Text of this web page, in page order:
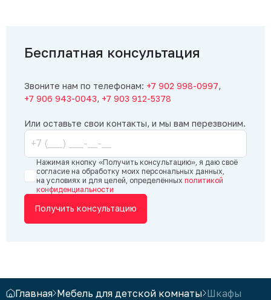
от глупых выщей которые
ему!Через день прислал чертеж
на почту и сумму-в итоге вышло
тысяч на 5-на эту сумму нас еше
и стол обеденный сделали.Кухню
изготовили на неделю раньше срока-
ребята привезли,собрали,все четко
и грамотно!Позднее заказали у них
кровать,два стола и прихожку-
остались очень довольны!Один
огромный минус на мой взгляд-
работают только в буднии дни
Бесплатная консультация
Звоните нам по телефонам: +7 902 998-0997,
+7 906 943-0043, +7 903 912-5378
Или оставьте свои контакты, и мы вам перезвоним.
Нажимая кнопку «Получить консультацию», я даю своё
согласие на обработку моих персональных данных,
на условиях и для целей, определённых политикой
конфиденциальности
Получить консультацию
Главная Мебель для детской комнаты Шкафы